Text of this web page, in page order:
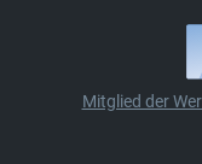
Mitglied der